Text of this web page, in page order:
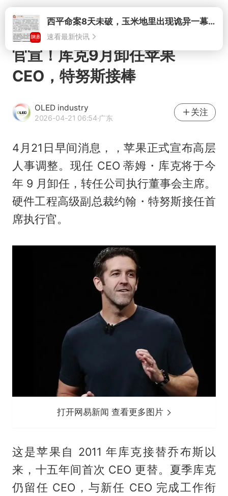
打开
官宣！库克9月卸任苹果
CEO，特努斯接棒
OLED industry
2026-04-21 06:54·广东
关注
4月21日早间消息，，苹果正式宣布高层
人事调整。现任 CEO 蒂姆・库克将于今
年 9 月卸任，转任公司执行董事会主席。
硬件工程高级副总裁约翰・特努斯接任首
席执行官。
打开网易新闻 查看更多图片
这是苹果自 2011 年库克接替乔布斯以
来，十五年间首次 CEO 更替。夏季库克
仍留任 CEO，与新任 CEO 完成工作衔